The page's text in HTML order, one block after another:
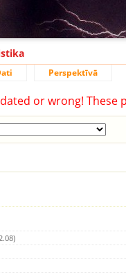
Perspektīvā
or wrong! These